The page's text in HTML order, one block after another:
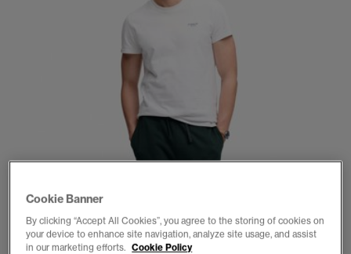
Cookie Banner
By clicking “Accept All Cookies”, you agree to the storing of cookies on
your device to enhance site navigation, analyze site usage, and assist
in our marketing efforts. Cookie Policy